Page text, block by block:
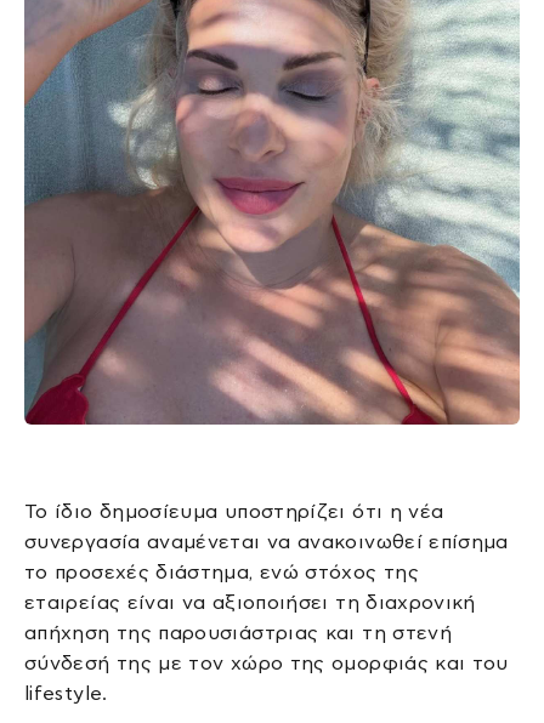
Το ίδιο δημοσίευμα υποστηρίζει ότι η νέα
συνεργασία αναμένεται να ανακοινωθεί επίσημα
το προσεχές διάστημα, ενώ στόχος της
εταιρείας είναι να αξιοποιήσει τη διαχρονική
απήχηση της παρουσιάστριας και τη στενή
σύνδεσή της με τον χώρο της ομορφιάς και του
lifestyle.